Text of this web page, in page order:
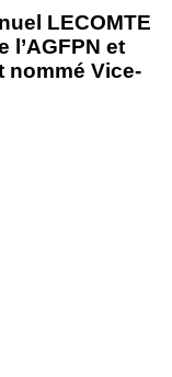
LECOMTE
l’AGFPN et
nommé Vice-